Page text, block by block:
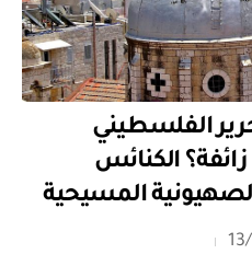
الفلسطيني
الكنائس
المسيحية